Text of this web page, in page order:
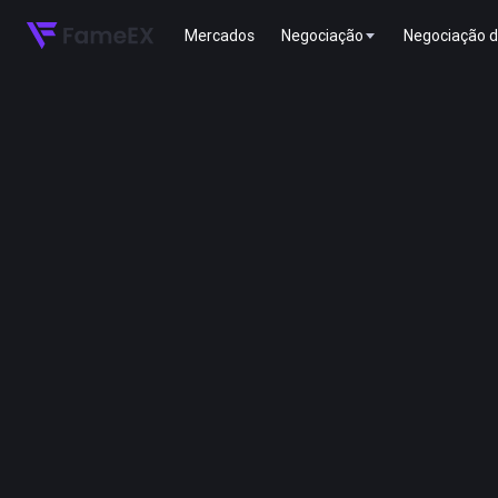
Mercados Negociação Negociação